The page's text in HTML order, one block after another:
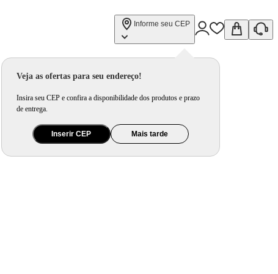
Informe seu CEP
Veja as ofertas para seu endereço!
Insira seu CEP e confira a disponibilidade dos produtos e prazo
de entrega.
Inserir CEP Mais tarde